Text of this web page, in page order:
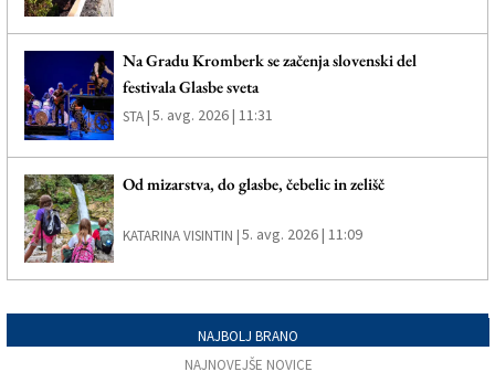
Na Gradu Kromberk se začenja slovenski del
festivala Glasbe sveta
STA |5. avg. 2026 | 11:31
Od mizarstva, do glasbe, čebelic in zelišč
KATARINA VISINTIN |5. avg. 2026 | 11:09
NAJBOLJ BRANO
NAJNOVEJŠE NOVICE